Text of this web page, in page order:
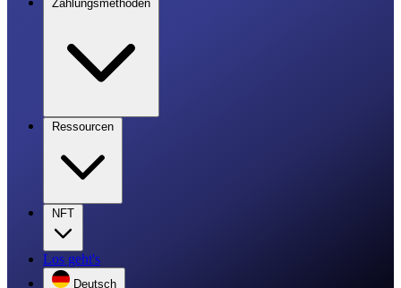
Zahlungsmethoden
Ressourcen
NFT
Los geht's
Deutsch